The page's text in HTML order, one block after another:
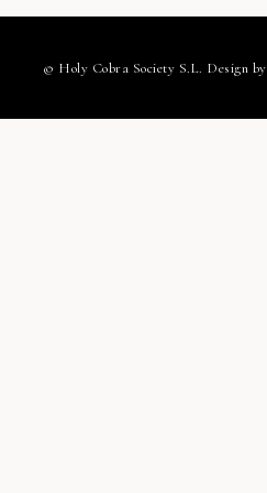
© Holy Cobra Society S.L. Design by